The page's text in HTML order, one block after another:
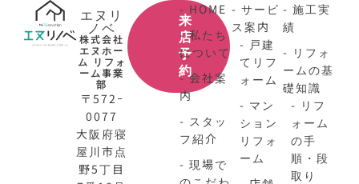
エヌリ
ノベ
株式会社
エヌホー
ム リフォ
ーム事業
部
〒572ｰ
0077
大阪府寝
屋川市点
野5丁目
来
店
予
約
- HOME
- 私たち
について
- 会社案
内
- スタッ
フ紹介
- 現場で
- サービ
ス案内
- 戸建
てリフ
ォーム
- マン
ション
リフォ
ーム
- 施工実
績
- リフォ
ームの基
礎知識
- リフ
ォーム
の手
順・段
取り